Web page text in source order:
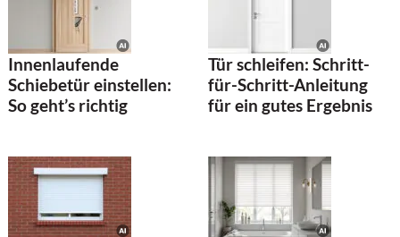
Innenlaufende
Schiebetür einstellen:
So geht’s richtig
Tür schleifen: Schritt-
für-Schritt-Anleitung
für ein gutes Ergebnis